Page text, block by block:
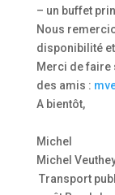
– un buffet
Nous
disponibilité
Merci de faire
des amis :
A bientôt,
Michel
Michel
Transport